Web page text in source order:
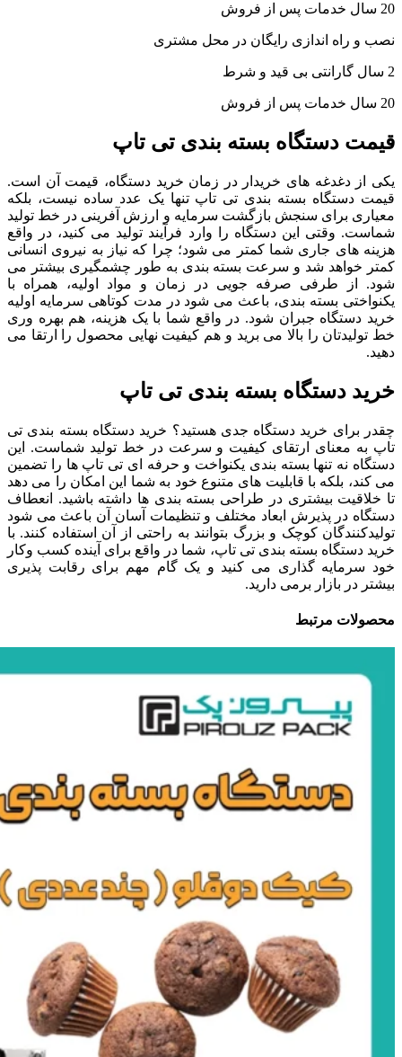
20 سال خدمات پس از فروش
نصب و راه اندازی رایگان در محل مشتری
2 سال گارانتی بی قید و شرط
20 سال خدمات پس از فروش
قیمت دستگاه بسته بندی تی تاپ
یکی از دغدغه های خریدار در زمان خرید دستگاه، قیمت آن است.
قیمت دستگاه بسته بندی تی تاپ تنها یک عدد ساده نیست، بلکه
معیاری برای سنجش بازگشت سرمایه و ارزش آفرینی در خط تولید
شماست. وقتی این دستگاه را وارد فرآیند تولید می کنید، در واقع
هزینه های جاری شما کمتر می شود؛ چرا که نیاز به نیروی انسانی
کمتر خواهد شد و سرعت بسته بندی به طور چشمگیری بیشتر می
شود. از طرفی صرفه جویی در زمان و مواد اولیه، همراه با
یکنواختی بسته بندی، باعث می شود در مدت کوتاهی سرمایه اولیه
خرید دستگاه جبران شود. در واقع شما با یک هزینه، هم بهره وری
خط تولیدتان را بالا می برید و هم کیفیت نهایی محصول را ارتقا می
دهید.
خرید دستگاه بسته بندی تی تاپ
چقدر برای خرید دستگاه جدی هستید؟ خرید دستگاه بسته بندی تی
تاپ به معنای ارتقای کیفیت و سرعت در خط تولید شماست. این
دستگاه نه تنها بسته بندی یکنواخت و حرفه ای تی تاپ ها را تضمین
می کند، بلکه با قابلیت های متنوع خود به شما این امکان را می دهد
تا خلاقیت بیشتری در طراحی بسته بندی ها داشته باشید. انعطاف
دستگاه در پذیرش ابعاد مختلف و تنظیمات آسان آن باعث می شود
تولیدکنندگان کوچک و بزرگ بتوانند به راحتی از آن استفاده کنند. با
خرید دستگاه بسته بندی تی تاپ، شما در واقع برای آینده کسب وکار
خود سرمایه گذاری می کنید و یک گام مهم برای رقابت پذیری
بیشتر در بازار برمی دارید.
محصولات مرتبط